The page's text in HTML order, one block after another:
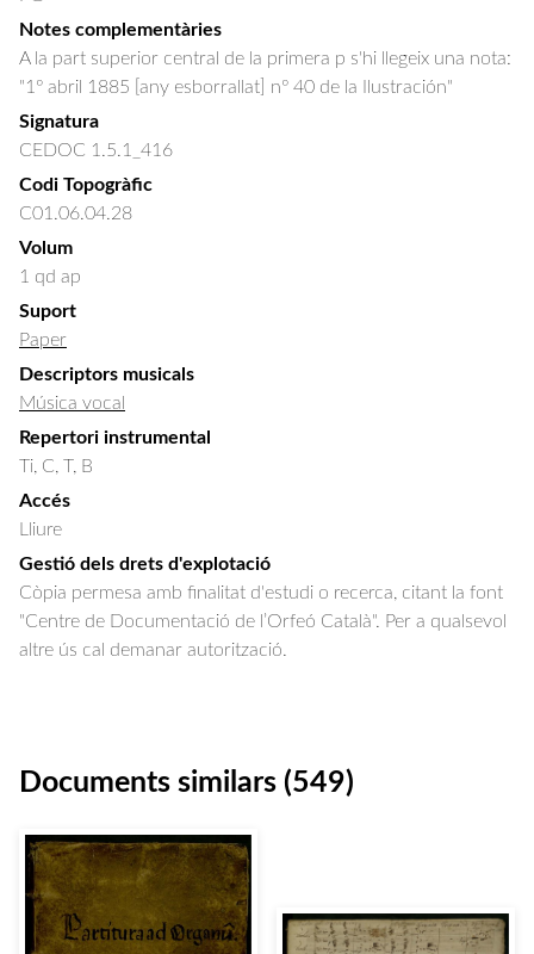
Notes complementàries
A la part superior central de la primera p s'hi llegeix una nota:
"1º abril 1885 [any esborrallat] nº 40 de la Ilustración"
Signatura
CEDOC 1.5.1_416
Codi Topogràfic
C01.06.04.28
Volum
1 qd ap
Suport
Paper
Descriptors musicals
Música vocal
Repertori instrumental
Ti, C, T, B
Accés
Lliure
Gestió dels drets d'explotació
Còpia permesa amb finalitat d'estudi o recerca, citant la font
"Centre de Documentació de l’Orfeó Català". Per a qualsevol
altre ús cal demanar autorització.
Documents similars (549)